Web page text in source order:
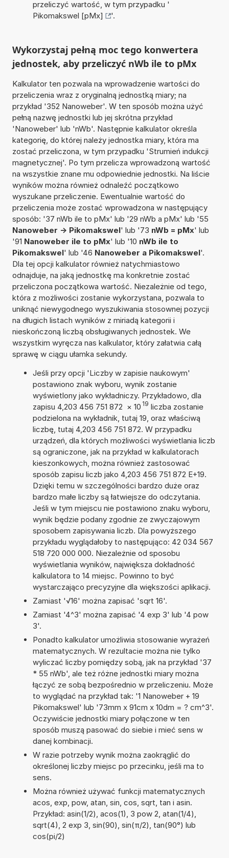
przeliczyć wartość, w tym przypadku '
Pikomakswel [pMx]
'.
Wykorzystaj pełną moc tego konwertera
jednostek, aby przeliczyć nWb ile to pMx
Kalkulator ten pozwala na wprowadzenie wartości do
przeliczenia wraz z oryginalną jednostką miary; na
przykład '352 Nanoweber'. W ten sposób można użyć
pełną nazwę jednostki lub jej skrótna przykład
'Nanoweber' lub 'nWb'. Następnie kalkulator określa
kategorię, do której należy jednostka miary, która ma
zostać przeliczona, w tym przypadku 'Strumień indukcji
magnetycznej'. Po tym przelicza wprowadzoną wartość
na wszystkie znane mu odpowiednie jednostki. Na liście
wyników można również odnaleźć początkowo
wyszukane przeliczenie. Ewentualnie wartość do
przeliczenia może zostać wprowadzona w następujący
sposób: '37 nWb ile to pMx' lub '29 nWb a pMx' lub '55
Nanoweber -> Pikomakswel' lub '73 nWb = pMx' lub
'91 Nanoweber ile to pMx' lub '10 nWb ile to
Pikomakswel' lub '46 Nanoweber a Pikomakswel'.
Dla tej opcji kalkulator również natychmiastowo
odnajduje, na jaką jednostkę ma konkretnie zostać
przeliczona początkowa wartość. Niezależnie od tego,
która z możliwości zostanie wykorzystana, pozwala to
uniknąć niewygodnego wyszukiwania stosownej pozycji
na długich listach wyników z miriadą kategorii i
nieskończoną liczbą obsługiwanych jednostek. We
wszystkim wyręcza nas kalkulator, który załatwia całą
sprawę w ciągu ułamka sekundy.
Jeśli przy opcji 'Liczby w zapisie naukowym'
postawiono znak wyboru, wynik zostanie
wyświetlony jako wykładniczy. Przykładowo, dla
zapisu 4,203 456 751 872 × 10 19 liczba zostanie
podzielona na wykładnik, tutaj 19, oraz właściwą
liczbę, tutaj 4,203 456 751 872. W przypadku
urządzeń, dla których możliwości wyświetlania liczb
są ograniczone, jak na przykład w kalkulatorach
kieszonkowych, można również zastosować
sposób zapisu liczb jako 4,203 456 751 872 E+19.
Dzięki temu w szczególności bardzo duże oraz
bardzo małe liczby są łatwiejsze do odczytania.
Jeśli w tym miejscu nie postawiono znaku wyboru,
wynik będzie podany zgodnie ze zwyczajowym
sposobem zapisywania liczb. Dla powyższego
przykładu wyglądałoby to następująco: 42 034 567
518 720 000 000. Niezależnie od sposobu
wyświetlania wyników, największa dokładność
kalkulatora to 14 miejsc. Powinno to być
wystarczająco precyzyjne dla większości aplikacji.
Zamiast '√16' można zapisać 'sqrt 16'.
Zamiast '4^3' można zapisać '4 exp 3' lub '4 pow
3'.
Ponadto kalkulator umożliwia stosowanie wyrażeń
matematycznych. W rezultacie można nie tylko
wyliczać liczby pomiędzy sobą, jak na przykład '37
* 55 nWb', ale też różne jednostki miary można
łączyć ze sobą bezpośrednio w przeliczeniu. Może
to wyglądać na przykład tak: '1 Nanoweber + 19
Pikomakswel' lub '73mm x 91cm x 10dm = ? cm^3'.
Oczywiście jednostki miary połączone w ten
sposób muszą pasować do siebie i mieć sens w
danej kombinacji.
W razie potrzeby wynik można zaokrąglić do
określonej liczby miejsc po przecinku, jeśli ma to
sens.
Można również używać funkcji matematycznych
acos, exp, pow, atan, sin, cos, sqrt, tan i asin.
Przykład: asin(1/2), acos(1), 3 pow 2, atan(1/4),
sqrt(4), 2 exp 3, sin(90), sin(π/2), tan(90°) lub
cos(pi/2)